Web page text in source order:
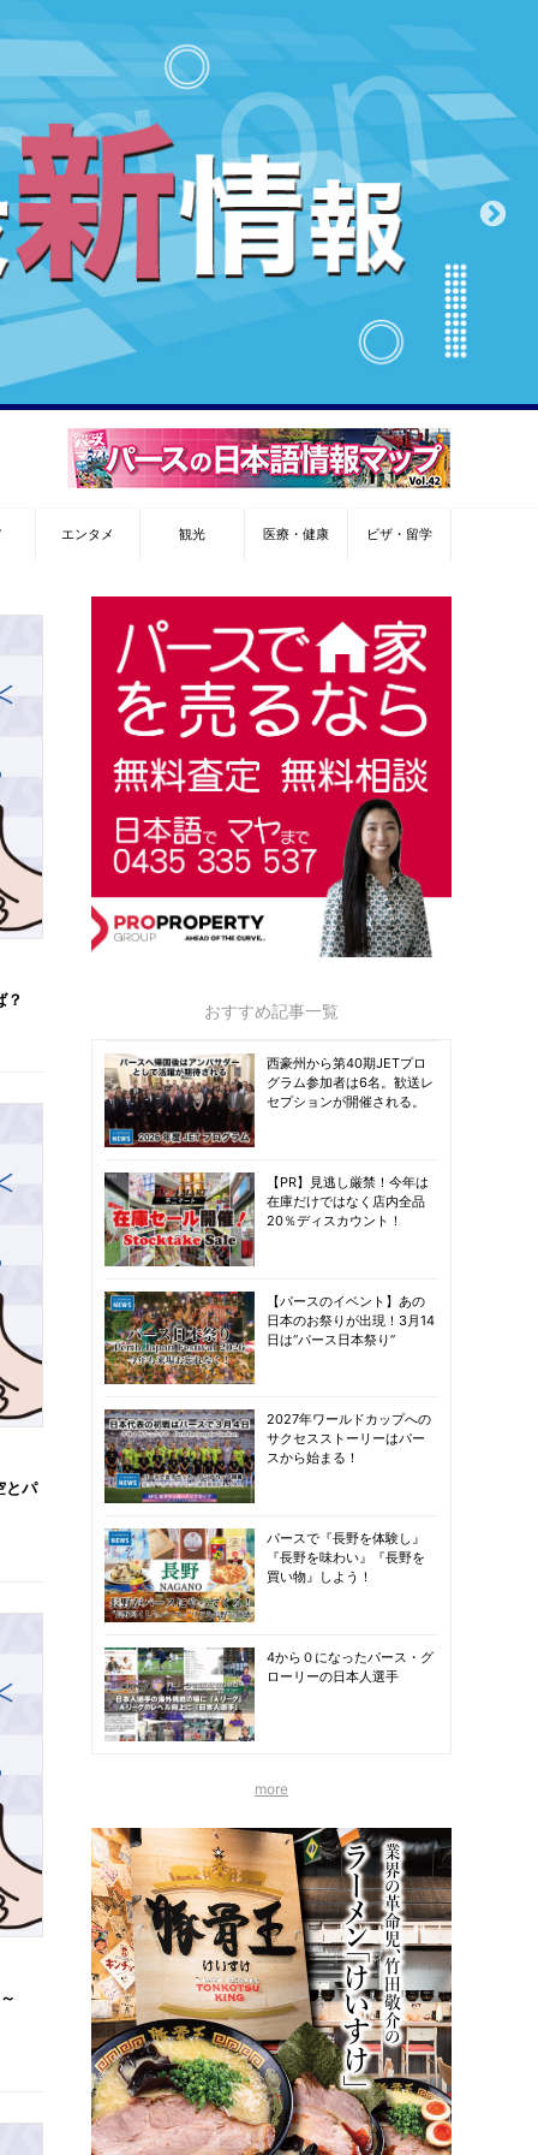
エンタメ 観光 医療・健康 ビザ・留学
？
とパ
おすすめ記事一覧
西豪州から第40期JETプロ
グラム参加者は6名。歓送レ
セプションが開催される。
【PR】見逃し厳禁！今年は
在庫だけではなく店内全品
20％ディスカウント！
【パースのイベント】あの
日本のお祭りが出現！3月14
日は“パース日本祭り”
2027年ワールドカップへの
サクセスストーリーはパー
スから始まる！
パースで『長野を体験し』
『長野を味わい』『長野を
買い物』しよう！
4から０になったパース・グ
ローリーの日本人選手
more